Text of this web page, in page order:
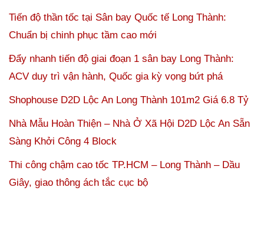
Tiến độ thần tốc tại Sân bay Quốc tế Long Thành:
Chuẩn bị chinh phục tầm cao mới
Đẩy nhanh tiến độ giai đoạn 1 sân bay Long Thành:
ACV duy trì vận hành, Quốc gia kỳ vọng bứt phá
Shophouse D2D Lộc An Long Thành 101m2 Giá 6.8 Tỷ
Nhà Mẫu Hoàn Thiện – Nhà Ở Xã Hội D2D Lộc An Sẵn
Sàng Khởi Công 4 Block
Thi công chậm cao tốc TP.HCM – Long Thành – Dầu
Giây, giao thông ách tắc cục bộ